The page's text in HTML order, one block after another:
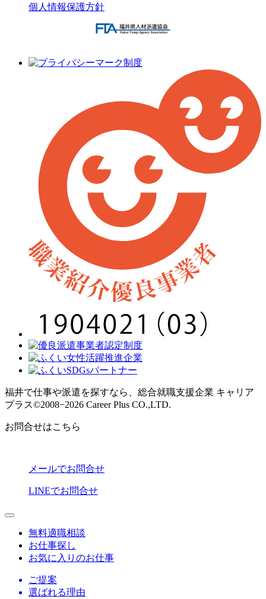
個人情報保護方針
福井で仕事や派遣を探すなら、総合就職支援企業 キャリア
プラス©2008−2026 Career Plus CO.,LTD.
お問合せはこちら
メールでお問合せ
LINEでお問合せ
無料適職相談
お仕事探し
お気に入りのお仕事
ご提案
選ばれる理由